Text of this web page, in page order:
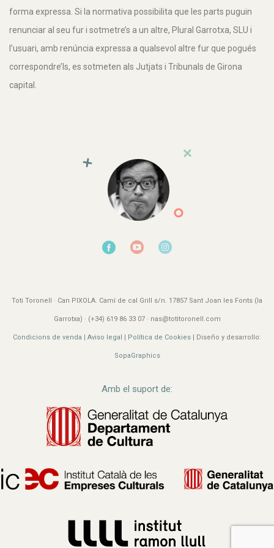
forma expressa. Si la normativa possibilita que les parts puguin
renunciar al seu fur i sotmetre’s a un altre, Plural Garrotxa, SLU i
l’usuari, amb renúncia expressa a qualsevol altre fur que pogués
correspondre’ls, es sotmeten als Jutjats i Tribunals de Girona
capital.
Toti Toronell · Can PIXOLA. Camí de cal Grill s/n. 17857 Sant Joan les Fonts (la
Garrotxa) · (+34) 619 86 33 07 · nas@totitoronell.com
Condicions de venda | Aviso legal | Política de Cookies | Diseño y desarrollo:
SopaGraphics
Amb el suport de: